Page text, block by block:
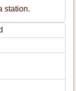
station.